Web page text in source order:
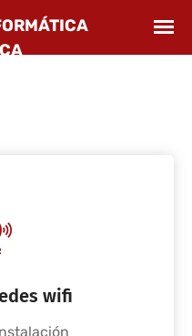
wifi